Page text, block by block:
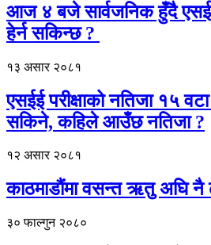
आज ४ बजे सार्वजनिक हुँदै
हेर्न सकिन्छ ?
१३ असार २०८१
एसईई परीक्षाको नतिजा १५ वटा
सकिने, कहिले आउँछ नतिजा ?
१२ असार २०८१
काठमाडौंमा वसन्त ऋतु अघि
३० फाल्गुन २०८०